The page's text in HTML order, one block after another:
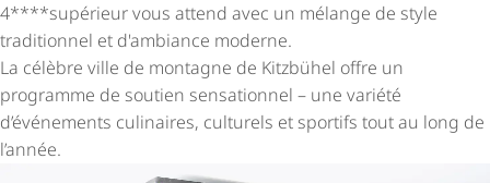
4****supérieur vous attend avec un mélange de style
traditionnel et d'ambiance moderne.
La célèbre ville de montagne de Kitzbühel offre un
programme de soutien sensationnel – une variété
d’événements culinaires, culturels et sportifs tout au long de
l’année.